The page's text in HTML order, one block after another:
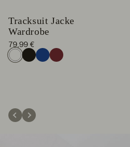
Tracksuit Jacke
Wardrobe
79,99 €